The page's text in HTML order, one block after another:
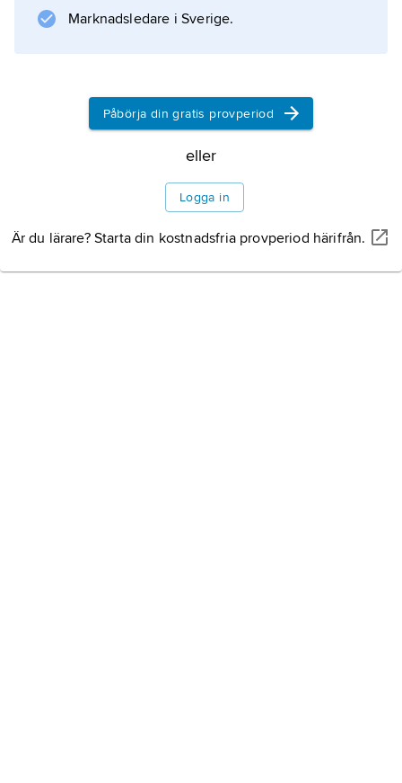
häst.”
Information om artikeln
Marknadsledare i Sverige.
Påbörja din gratis provperiod
eller
Logga in
Är du lärare? Starta din kostnadsfria provperiod härifrån.